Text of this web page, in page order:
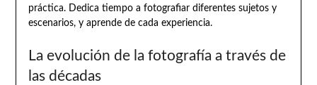
práctica. Dedica tiempo a fotografiar diferentes sujetos y
escenarios, y aprende de cada experiencia.
La evolución de la fotografía a través de
las décadas